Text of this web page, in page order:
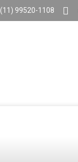
(11) 99520-1108